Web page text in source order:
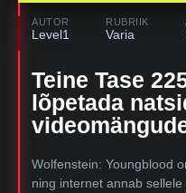
AUTOR
Level1
RUBRIIK
Varia
Teine Tase
lõpetada
Wolfenstein: Youngblood
ning internet annab